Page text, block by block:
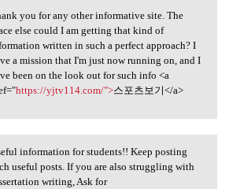
you for any other
you for any other informative site. The
else could I am getting that kind of
written in such a perfect approach? I
a mission that I'm just now running on, and I
been on the look out for such info <a
https://yjtv114.com/">스포츠보기</a>
information for
information for students!! Keep posting
useful posts. If you are also struggling with
writing, Ask for